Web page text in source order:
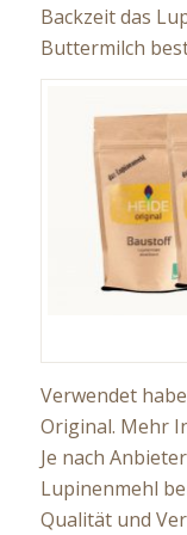
Backzeit das
Buttermilch
Verwendet
Original. Mehr
Je nach
Lupinenmehl
Qualität und